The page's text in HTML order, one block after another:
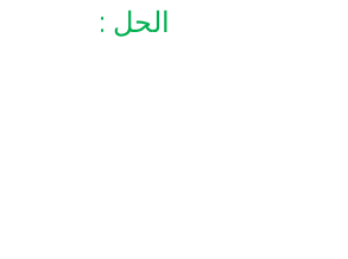
الحل :